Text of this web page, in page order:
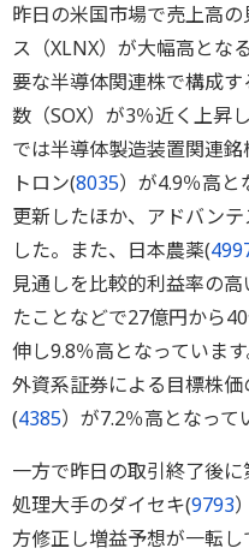
昨日の米国市場で売上高
ス（XLNX）が大幅高とな
要な半導体関連株で構成
数（SOX）が3％近く上昇
では半導体製造装置関連
トロン(8035）が4.9％高と
更新したほか、アドバン
した。また、日本農薬(
見通しを比較的利益率の
たことなどで27億円から
伸し9.8％高となっていま
外資系証券による目標株
(4385）が7.2％高となって
一方で昨日の取引終了後
処理大手のダイセキ(9793
方修正し増益予想が一転